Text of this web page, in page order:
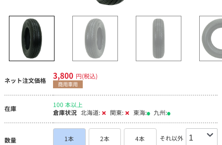
ネット注文価格 3,800 円(税込)
商用車用
在庫
100 本以上
倉庫状況 北海道: 関東: 東海: 九州:
数量 1本 2本 4本 それ以外